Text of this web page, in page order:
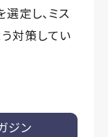
定し、ミス
対策してい
ジン